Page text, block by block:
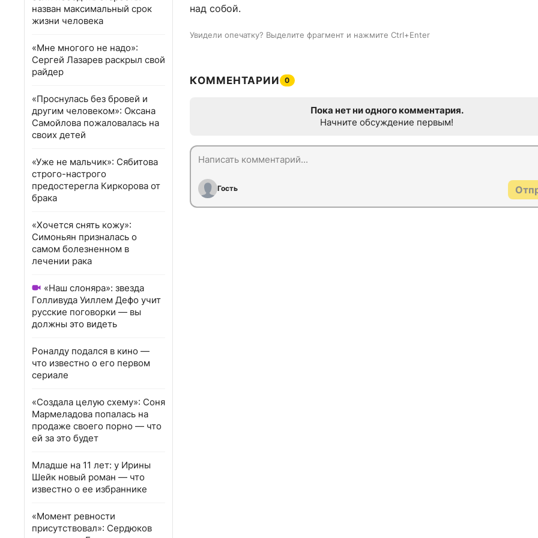
назван максимальный срок
жизни человека
«Мне многого не надо»:
Сергей Лазарев раскрыл свой
райдер
«Проснулась без бровей и
другим человеком»: Оксана
Самойлова пожаловалась на
своих детей
«Уже не мальчик»: Сябитова
строго-настрого
предостерегла Киркорова от
брака
«Хочется снять кожу»:
Симоньян призналась о
самом болезненном в
лечении рака
«Наш слоняра»: звезда
Голливуда Уиллем Дефо учит
русские поговорки — вы
должны это видеть
Роналду подался в кино —
что известно о его первом
сериале
«Создала целую схему»: Соня
Мармеладова попалась на
продаже своего порно — что
ей за это будет
Младше на 11 лет: у Ирины
Шейк новый роман — что
известно о ее избраннике
«Момент ревности
присутствовал»: Сердюков
над собой.
Увидели опечатку? Выделите фрагмент и нажмите Ctrl+Enter
КОММЕНТАРИИ 0
Пока нет ни одного комментария.
Начните обсуждение первым!
Гость